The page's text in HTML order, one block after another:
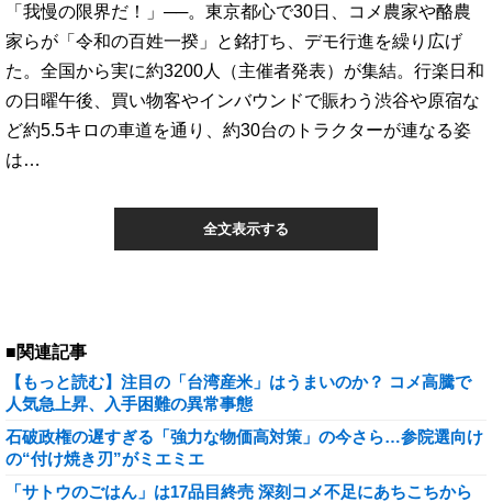
「我慢の限界だ！」──。東京都心で30日、コメ農家や酪農
家らが「令和の百姓一揆」と銘打ち、デモ行進を繰り広げ
た。全国から実に約3200人（主催者発表）が集結。行楽日和
の日曜午後、買い物客やインバウンドで賑わう渋谷や原宿な
ど約5.5キロの車道を通り、約30台のトラクターが連なる姿
は…
全文表示する
■関連記事
【もっと読む】注目の「台湾産米」はうまいのか？ コメ高騰で
人気急上昇、入手困難の異常事態
石破政権の遅すぎる「強力な物価高対策」の今さら…参院選向け
の“付け焼き刃”がミエミエ
「サトウのごはん」は17品目終売 深刻コメ不足にあちこちから